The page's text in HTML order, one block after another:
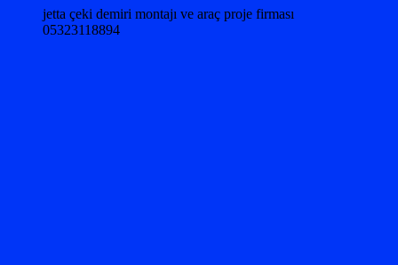
jetta çeki demiri montajı ve araç proje firması
05323118894